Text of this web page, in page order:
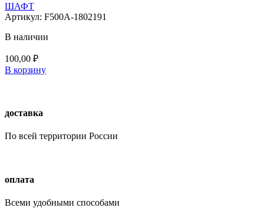
ШАФТ
Артикул: F500A-1802191
В наличии
100,00 ₽
В корзину
доставка
По всей территории России
оплата
Всеми удобными способами